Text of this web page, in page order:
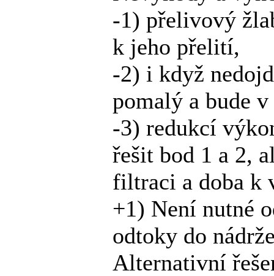
-1) přelivový
k jeho přelití,
-2) i když
pomalý a bude
-3) redukcí
řešit bod 1 a 2,
filtraci a doba k
+1) Není nutné
odtoky do
Alternativní